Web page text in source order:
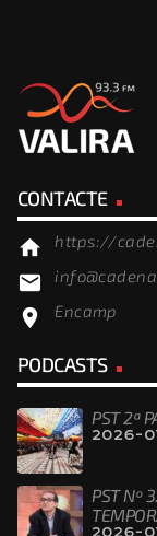
CONTACTE
home https://
email
location_on Encamp
PODCASTS
PST 2ª
2026-
PST Nº
2026-